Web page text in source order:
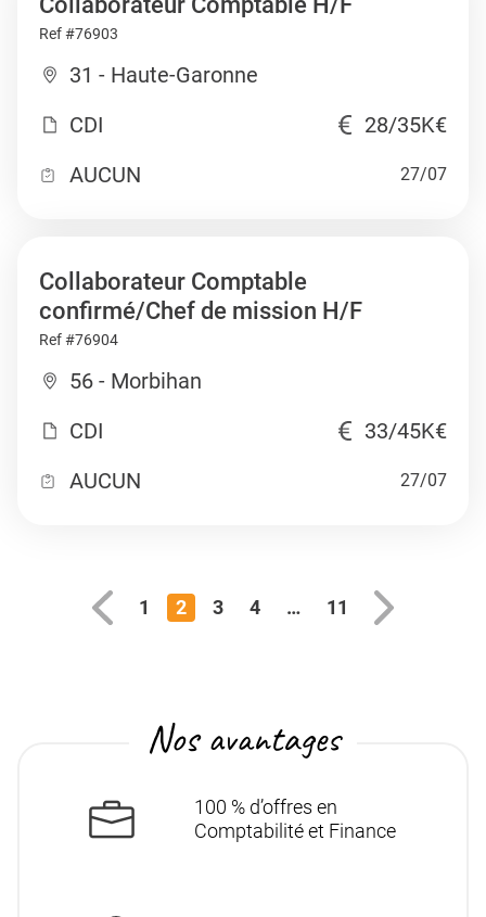
Ref #76903
31 - Haute-Garonne
CDI
28/35K€
AUCUN
27/07
Collaborateur Comptable
confirmé/Chef de mission H/F
Ref #76904
56 - Morbihan
CDI
33/45K€
AUCUN
27/07
1 2 3 4 … 11
Nos avantages
100 % d’offres en
Comptabilité et Finance